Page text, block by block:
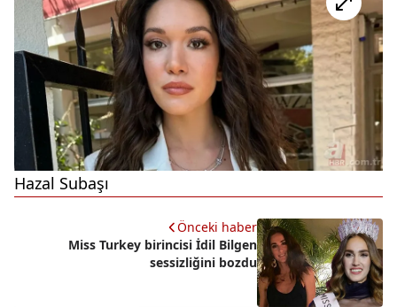
Hazal Subaşı
Önceki haber
Miss Turkey birincisi İdil Bilgen
sessizliğini bozdu